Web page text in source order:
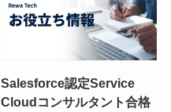
Salesforce認定Service
Cloudコンサルタント合格